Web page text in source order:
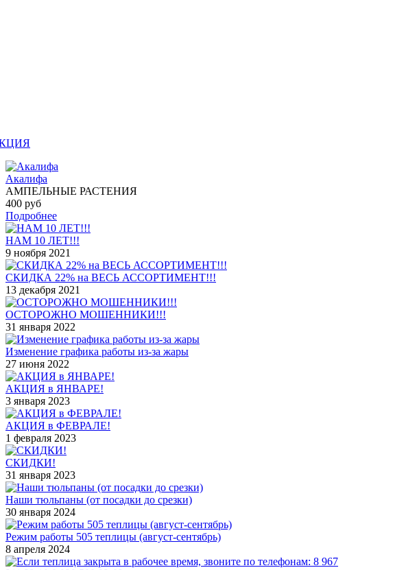
Акалифа
АМПЕЛЬНЫЕ РАСТЕНИЯ
400 руб
Подробнее
НАМ 10 ЛЕТ!!!
9 ноября 2021
СКИДКА 22% на ВЕСЬ АССОРТИМЕНТ!!!
13 декабря 2021
ОСТОРОЖНО МОШЕННИКИ!!!
31 января 2022
Изменение графика работы из-за жары
27 июня 2022
АКЦИЯ в ЯНВАРЕ!
3 января 2023
АКЦИЯ в ФЕВРАЛЕ!
1 февраля 2023
СКИДКИ!
31 января 2023
Наши тюльпаны (от посадки до срезки)
30 января 2024
Режим работы 505 теплицы (август-сентябрь)
8 апреля 2024